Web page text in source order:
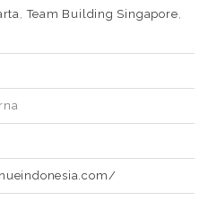
,Team Building Singapore,